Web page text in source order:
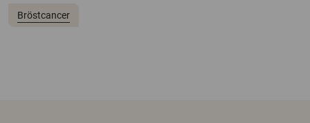
Bröstcancer